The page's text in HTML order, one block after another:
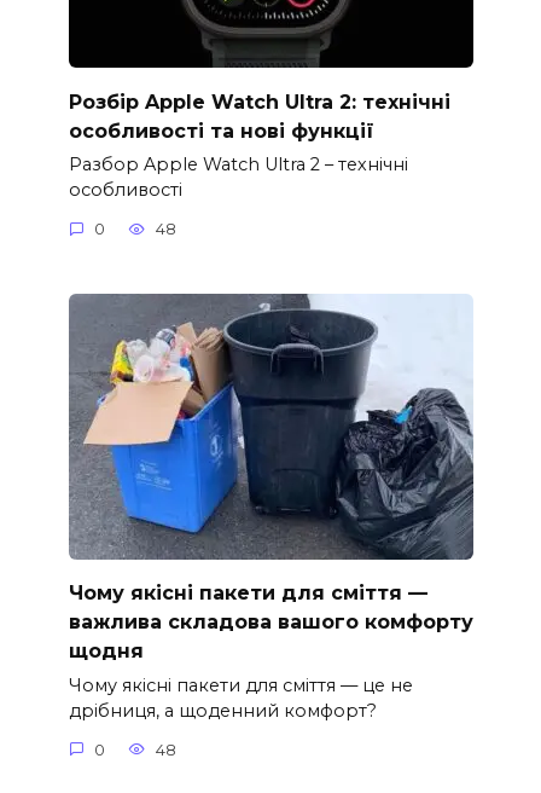
Розбір Apple Watch Ultra 2: технічні
особливості та нові функції
Разбор Apple Watch Ultra 2 – технічні
особливості
0 48
Чому якісні пакети для сміття —
важлива складова вашого комфорту
щодня
Чому якісні пакети для сміття — це не
дрібниця, а щоденний комфорт?
0 48